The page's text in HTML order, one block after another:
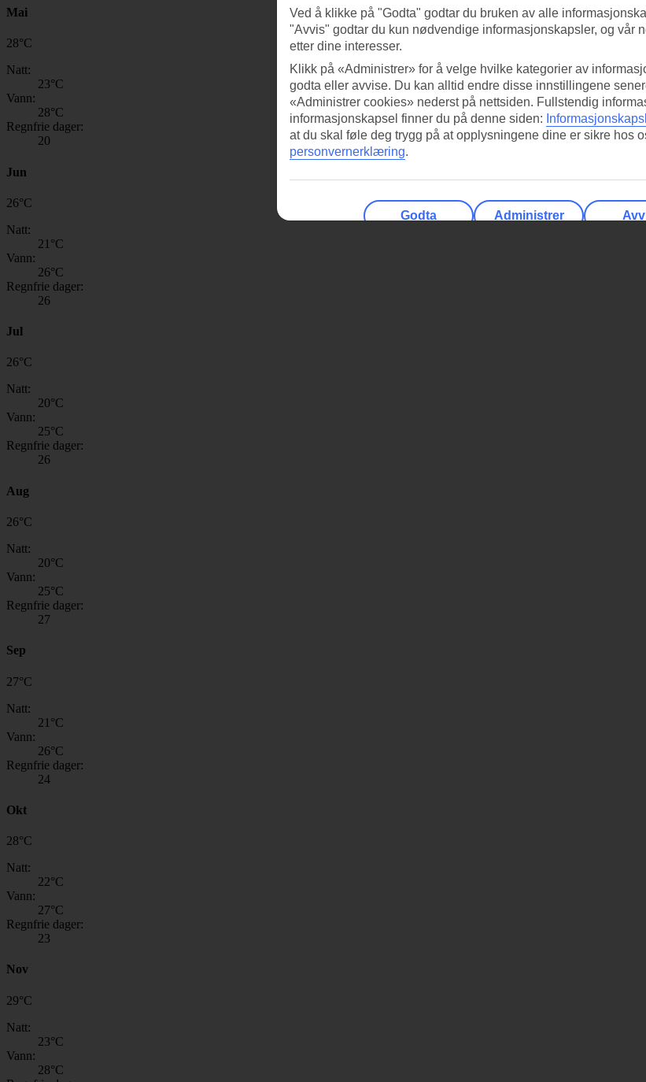
Mai
28°C
Natt:
23°C
Vann:
28°C
Regnfrie dager:
20
Jun
26°C
Natt:
21 °C
Vann:
26°C
Regnfrie dager:
26
Jul
26°C
Natt:
20°C
Vann:
25°C
Regnfrie dager:
26
Aug
26°C
Natt:
20°C
Vann:
25°C
Regnfrie dager:
27
Sep
27°C
Natt:
21 °C
Vann:
26°C
Regnfrie dager:
24
Okt
28°C
Natt:
22°C
Vann:
27°C
Regnfrie dager:
23
Nov
29°C
Natt:
23°C
Vann:
28°C
Ved å klikke på "Godta" godtar du bruken av alle
"Avvis" godtar du kun nødvendige informasjonskapsler, og vår
etter dine interesser.
Klikk på «Administrer» for å velge hvilke kategorier av
godta eller avvise. Du kan alltid endre disse innstillingene
«Administrer cookies» nederst på nettsiden. Fullstendig
informasjonskapsel finner du på denne siden:
at du skal føle deg trygg på at opplysningene dine er sikre hos
personvernerklæring.
Godta Administrer